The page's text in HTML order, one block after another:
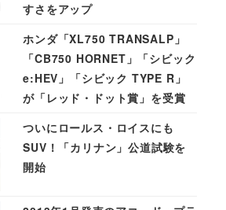
すさをアップ
ホンダ「XL750 TRANSALP」
「CB750 HORNET」「シビック
e:HEV」「シビック TYPE R」
が「レッド・ドット賞」を受賞
ついにロールス・ロイスにも
SUV！「カリナン」公道試験を
開始